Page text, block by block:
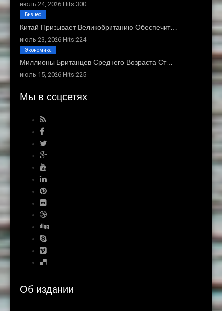
июль 24, 2026 Hits:300
Китай Призывает Великобританию Обеспечит…
июль 23, 2026 Hits:224
Бизнес
Миллионы Британцев Среднего Возраста Ст…
июль 15, 2026 Hits:225
Экономика
Мы в соцсетях
Об издании